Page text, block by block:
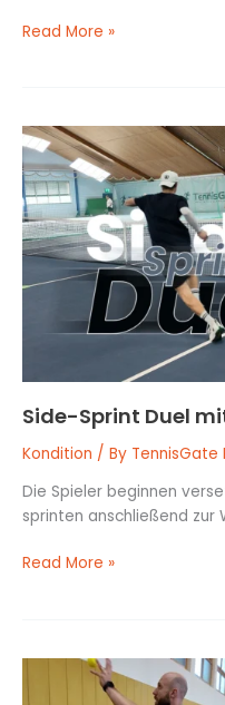
Read More »
Side-Sprint Duel
Kondition / By TennisGate
Die Spieler beginnen
sprinten anschließend zur
Side-
Sprint
Duel
mit
Fangen
&
Werfen
Read More »